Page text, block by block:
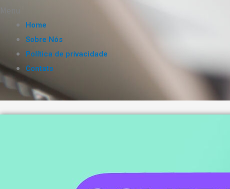
Home
Sobre Nós
Política de privacidade
Contato